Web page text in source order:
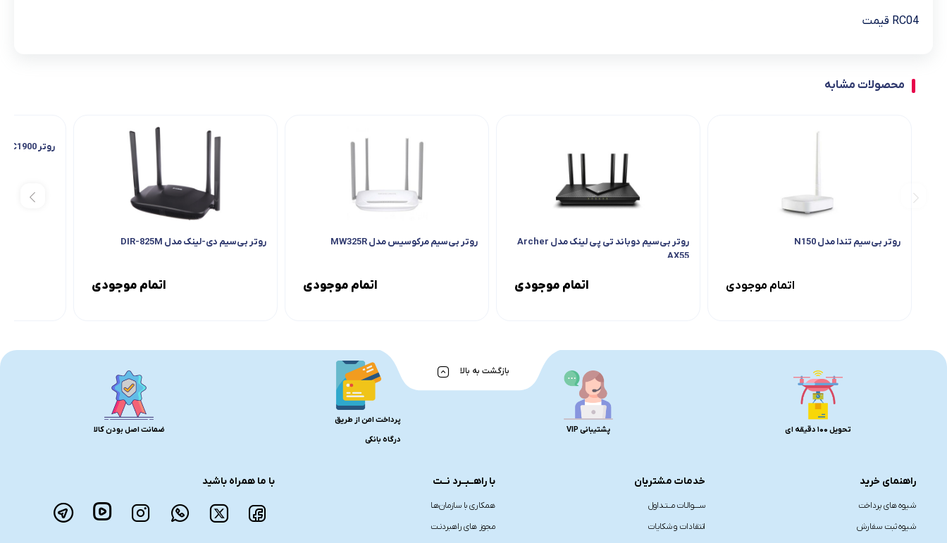
RC04 قیمت
محصولات مشابه
روتر بی‌سیم تندا مدل N150
اتمام موجودی
روتر بی‌سیم دوباند تی پی لینک مدل Archer
AX55
اتمام موجودی
روتر بی‌سیم مرکوسیس مدل MW325R
اتمام موجودی
روتر بی‌سیم دی-لینک مدل DIR-825M
اتمام موجودی
روتر AC1900 تی پی لینک Archer C80
بازگشت به بالا
تحویل 100 دقیقه ای پشتیبانی VIP
پرداخت امن از طریق
درگاه بانکی
ضمانت اصل بودن کالا
راهنمای خرید
شیوه های پرداخت
شیوه ثبت سفارش
خدمات مشتریان
ســــوالـات مــتـداول
انتقادات و شکایات
با راهــبــرد نــت
همکاری با سازمان‌هـا
مجوز های راهبردنـت
با ما همراه باشید